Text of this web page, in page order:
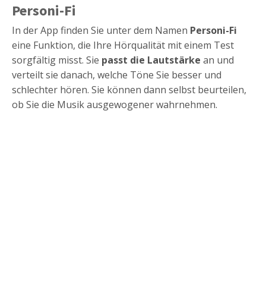
Personi-Fi
In der App finden Sie unter dem Namen Personi-Fi
eine Funktion, die Ihre Hörqualität mit einem Test
sorgfältig misst. Sie passt die Lautstärke an und
verteilt sie danach, welche Töne Sie besser und
schlechter hören. Sie können dann selbst beurteilen,
ob Sie die Musik ausgewogener wahrnehmen.